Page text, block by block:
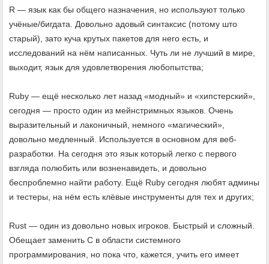
R — язык как бы общего назначения, но используют только
учёные/бигдата. Довольно адовый синтаксис (потому што
старый), зато куча крутых пакетов для него есть, и
исследований на нём написанных. Чуть ли не лучший в мире,
выходит, язык для удовлетворения любопытства;
Ruby — ещё несколько лет назад «модный» и «хипстерский»,
сегодня — просто один из мейнстримных языков. Очень
выразительный и лаконичный, немного «магический»,
довольно медленный. Используется в основном для веб-
разработки. На сегодня это язык который легко с первого
взгляда полюбить или возненавидеть, и довольно
беспроблемно найти работу. Ещё Ruby сегодня любят админы
и тестеры, на нём есть клёвые инструменты для тех и других;
Rust — один из довольно новых игроков. Быстрый и сложный.
Обещает заменить C в области системного
программирования, но пока что, кажется, учить его имеет